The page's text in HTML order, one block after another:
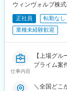
ウィンヴォルブ株
正社員 転勤なし
業種未経験歓迎
仕事内容
【上場グ
プライム案
＼全国どこ